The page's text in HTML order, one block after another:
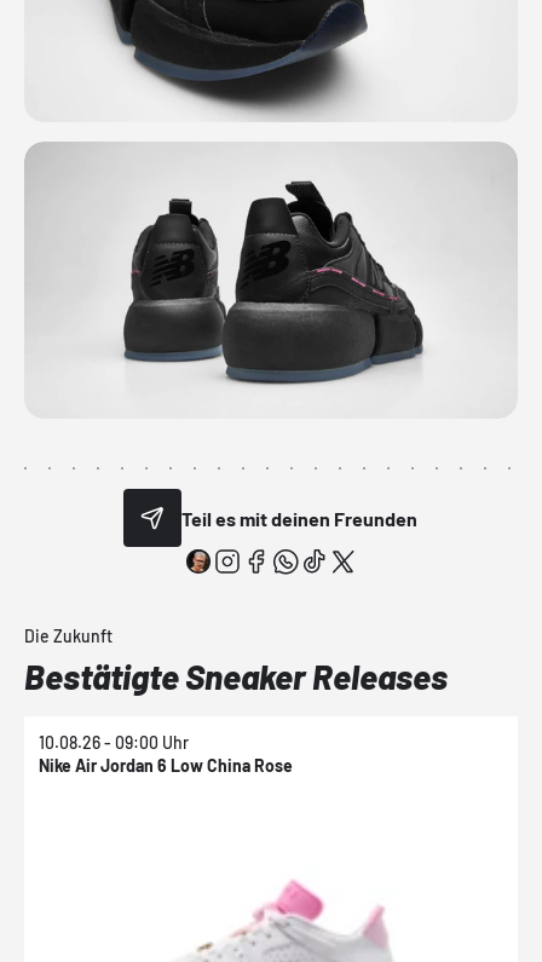
Teil es mit deinen Freunden
Die Zukunft
Bestätigte Sneaker Releases
10.08.26 - 09:00 Uhr
Nike Air Jordan 6 Low China Rose